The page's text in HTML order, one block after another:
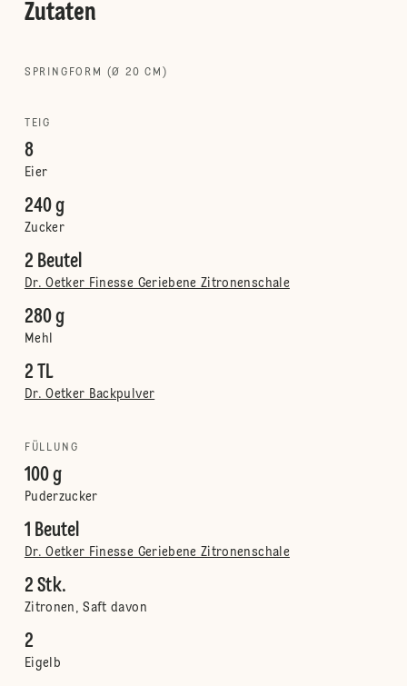
Zutaten
SPRINGFORM (Ø 20 CM)
TEIG
8
Eier
240 g
Zucker
2 Beutel
Dr. Oetker Finesse Geriebene Zitronenschale
280 g
Mehl
2 TL
Dr. Oetker Backpulver
FÜLLUNG
100 g
Puderzucker
1 Beutel
Dr. Oetker Finesse Geriebene Zitronenschale
2 Stk.
Zitronen, Saft davon
2
Eigelb